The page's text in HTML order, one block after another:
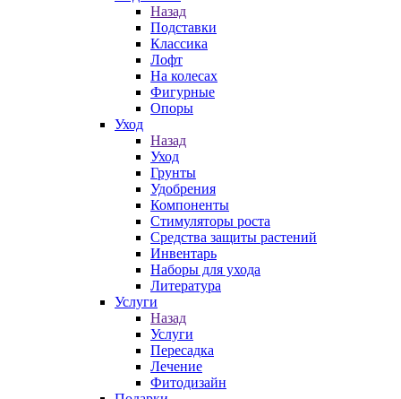
Назад
Подставки
Классика
Лофт
На колесах
Фигурные
Опоры
Уход
Назад
Уход
Грунты
Удобрения
Компоненты
Стимуляторы роста
Средства защиты растений
Инвентарь
Наборы для ухода
Литература
Услуги
Назад
Услуги
Пересадка
Лечение
Фитодизайн